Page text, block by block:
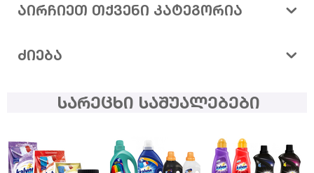
ᲐᲘᲠᲩᲘᲔᲗ ᲗᲥᲕᲔᲜᲘ ᲙᲐᲢᲔᲒᲝᲠᲘᲐ
ᲫᲘᲔᲑᲐ
სარეცხი საშუალებები